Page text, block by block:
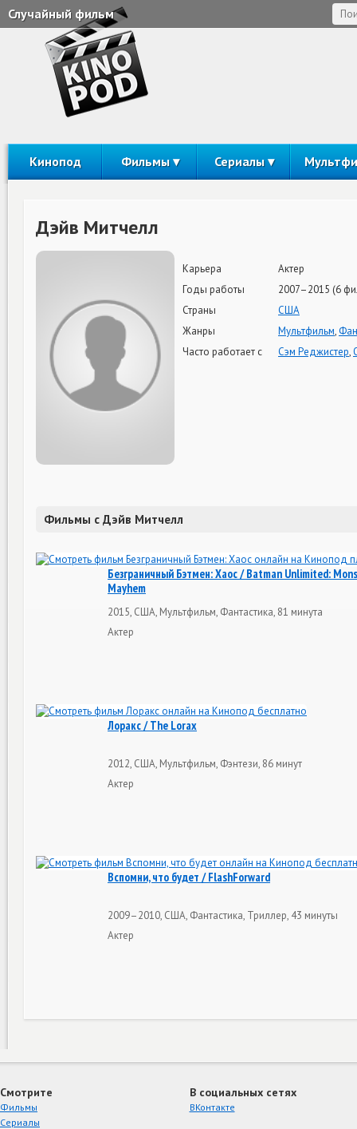
Случайный фильм
Кинопод Фильмы Сериалы
Дэйв Митчелл
Карьера
Актер
Годы работы
2007–2015 (6
Страны
США
Жанры
Мультфильм,
Часто работает с
Сэм Реджистер,
Фильмы с Дэйв Митчелл
Безграничный Бэтмен: Хаос / Batman Unlimited:
Mayhem
2015, США, Мультфильм, Фантастика, 81 минута
Актер
Лоракс / The Lorax
2012, США, Мультфильм, Фэнтези, 86 минут
Актер
Вспомни, что будет / FlashForward
2009–2010, США, Фантастика, Триллер, 43 минуты
Актер
Смотрите
Фильмы
Сериалы
В социальных сетях
ВКонтакте